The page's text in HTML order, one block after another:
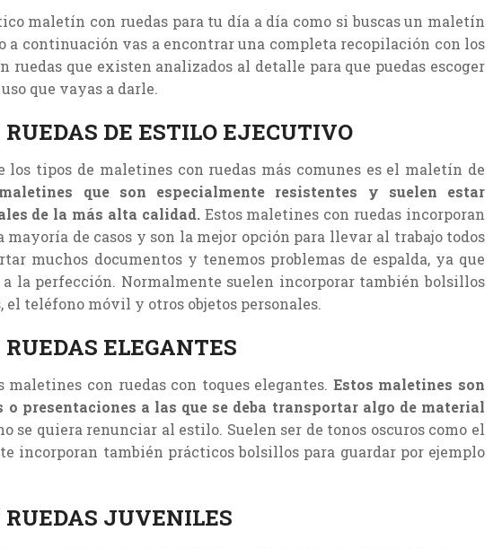
maletín con ruedas para tu día a día como si buscas un maletín
a continuación vas a encontrar una completa recopilación con los
que existen analizados al detalle para que puedas escoger
que vayas a darle.
DE ESTILO EJECUTIVO
tipos de maletines con ruedas más comunes es el maletín de
que son especialmente resistentes y suelen estar
de la más alta calidad.Estos maletines con ruedas incorporan
de casos y son la mejor opción para llevar al trabajo todos
muchos documentos y tenemos problemas de espalda, ya que
la perfección. Normalmente suelen incorporar también bolsillos
el teléfono móvil y otros objetos personales.
ELEGANTES
con ruedas con toques elegantes. Estos maletines son
o presentaciones a las que se deba transportar algo de material
se quiera renunciar al estilo. Suelen ser de tonos oscuros como el
incorporan también prácticos bolsillos para guardar por ejemplo
JUVENILES